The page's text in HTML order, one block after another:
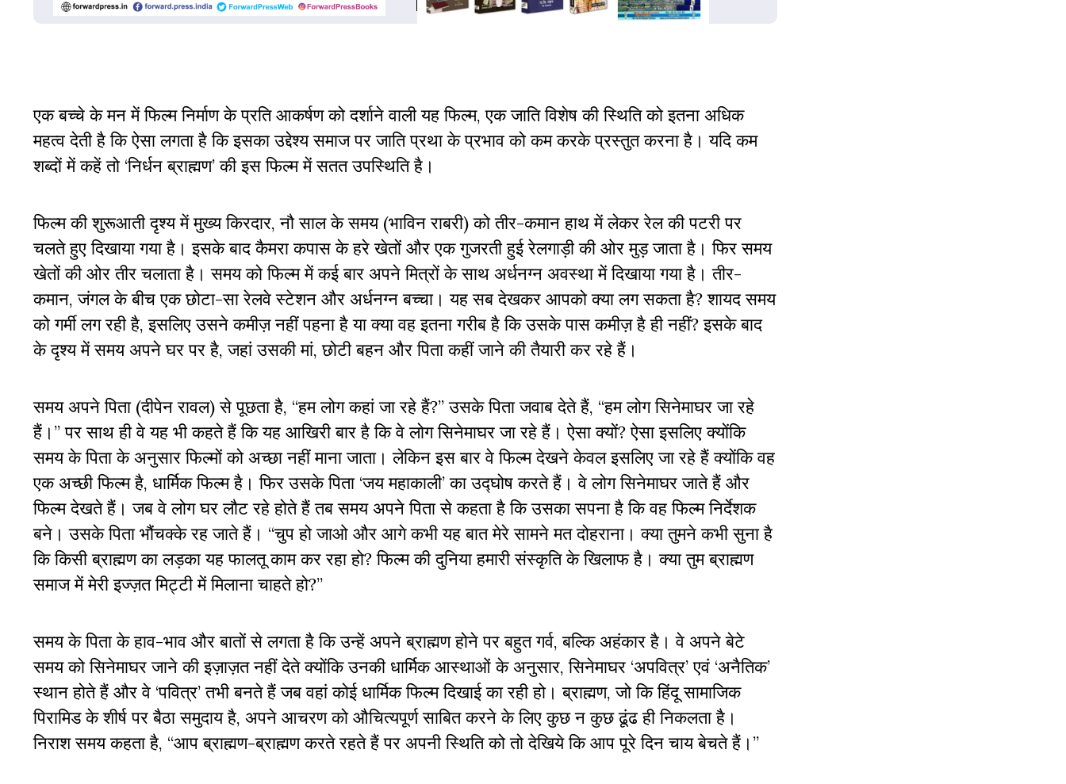
एक बच्चे के मन में फिल्म निर्माण के प्रति आकर्षण को दर्शाने वाली यह फिल्म, एक जाति विशेष की स्थिति को इतना अधिक
महत्व देती है कि ऐसा लगता है कि इसका उद्देश्य समाज पर जाति प्रथा के प्रभाव को कम करके प्रस्तुत करना है। यदि कम
शब्दों में कहें तो ‘निर्धन ब्राह्मण’ की इस फिल्म में सतत उपस्थिति है।
फिल्म की शुरूआती दृश्य में मुख्य किरदार, नौ साल के समय (भाविन राबरी) को तीर-कमान हाथ में लेकर रेल की पटरी पर
चलते हुए दिखाया गया है। इसके बाद कैमरा कपास के हरे खेतों और एक गुजरती हुई रेलगाड़ी की ओर मुड़ जाता है। फिर समय
खेतों की ओर तीर चलाता है। समय को फिल्म में कई बार अपने मित्रों के साथ अर्धनग्न अवस्था में दिखाया गया है। तीर-
कमान, जंगल के बीच एक छोटा-सा रेलवे स्टेशन और अर्धनग्न बच्चा। यह सब देखकर आपको क्या लग सकता है? शायद समय
को गर्मी लग रही है, इसलिए उसने कमीज़ नहीं पहना है या क्या वह इतना गरीब है कि उसके पास कमीज़ है ही नहीं? इसके बाद
के दृश्य में समय अपने घर पर है, जहां उसकी मां, छोटी बहन और पिता कहीं जाने की तैयारी कर रहे हैं।
समय अपने पिता (दीपेन रावल) से पूछता है, “हम लोग कहां जा रहे हैं?” उसके पिता जवाब देते हैं, “हम लोग सिनेमाघर जा रहे
हैं।” पर साथ ही वे यह भी कहते हैं कि यह आखिरी बार है कि वे लोग सिनेमाघर जा रहे हैं। ऐसा क्यों? ऐसा इसलिए क्योंकि
समय के पिता के अनुसार फिल्मों को अच्छा नहीं माना जाता। लेकिन इस बार वे फिल्म देखने केवल इसलिए जा रहे हैं क्योंकि वह
एक अच्छी फिल्म है, धार्मिक फिल्म है। फिर उसके पिता ‘जय महाकाली’ का उद्घोष करते हैं। वे लोग सिनेमाघर जाते हैं और
फिल्म देखते हैं। जब वे लोग घर लौट रहे होते हैं तब समय अपने पिता से कहता है कि उसका सपना है कि वह फिल्म निर्देशक
बने। उसके पिता भौंचक्के रह जाते हैं। “चुप हो जाओ और आगे कभी यह बात मेरे सामने मत दोहराना। क्या तुमने कभी सुना है
कि किसी ब्राह्मण का लड़का यह फालतू काम कर रहा हो? फिल्म की दुनिया हमारी संस्कृति के खिलाफ है। क्या तुम ब्राह्मण
समाज में मेरी इज्ज़त मिट्टी में मिलाना चाहते हो?”
समय के पिता के हाव-भाव और बातों से लगता है कि उन्हें अपने ब्राह्मण होने पर बहुत गर्व, बल्कि अहंकार है। वे अपने बेटे
समय को सिनेमाघर जाने की इज़ाज़त नहीं देते क्योंकि उनकी धार्मिक आस्थाओं के अनुसार, सिनेमाघर ‘अपवित्र’ एवं ‘अनैतिक’
स्थान होते हैं और वे ‘पवित्र’ तभी बनते हैं जब वहां कोई धार्मिक फिल्म दिखाई का रही हो। ब्राह्मण, जो कि हिंदू सामाजिक
पिरामिड के शीर्ष पर बैठा समुदाय है, अपने आचरण को औचित्यपूर्ण साबित करने के लिए कुछ न कुछ ढूंढ ही निकलता है।
निराश समय कहता है, “आप ब्राह्मण-ब्राह्मण करते रहते हैं पर अपनी स्थिति को तो देखिये कि आप पूरे दिन चाय बेचते हैं।”